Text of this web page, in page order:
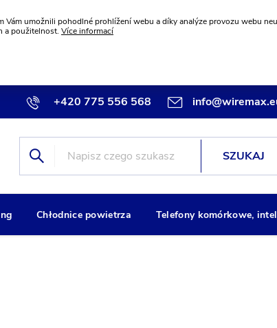
Vám umožnili pohodlné prohlížení webu a díky analýze provozu webu
a použitelnost. Více informací
+420 775 556 568
SZUKAJ
Chłodnice powietrza Telefony komórkowe,